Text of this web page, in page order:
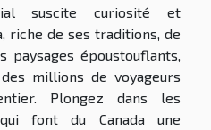
suscite curiosité et
riche de ses traditions, de
paysages époustouflants,
millions de voyageurs
Plongez dans les
font du Canada une